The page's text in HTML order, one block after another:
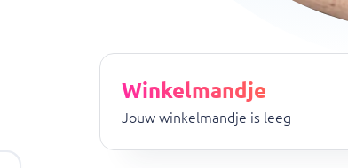
Winkelmandje
Jouw winkelmandje is leeg